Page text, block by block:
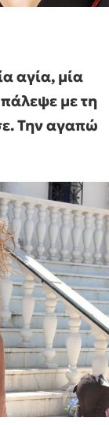
αγία, μία
με τη
Την αγαπώ